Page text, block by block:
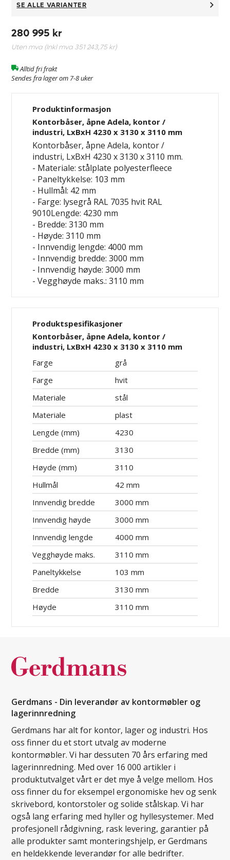
SE ALLE VARIANTER
280 995 kr
Uten mva (Inkl mva 351 243,75 kr)
Alltid fri frakt
Sendes fra lager om 7-8 uker
Produktinformasjon
Kontorbåser, åpne Adela, kontor /
industri, LxBxH 4230 x 3130 x 3110 mm
Kontorbåser, åpne Adela, kontor /
industri, LxBxH 4230 x 3130 x 3110 mm.
- Materiale: stålplate polyesterfleece
- Paneltykkelse: 103 mm
- Hullmål: 42 mm
- Farge: lysegrå RAL 7035 hvit RAL
9010Lengde: 4230 mm
- Bredde: 3130 mm
- Høyde: 3110 mm
- Innvendig lengde: 4000 mm
- Innvendig bredde: 3000 mm
- Innvendig høyde: 3000 mm
- Vegghøyde maks.: 3110 mm
Produktspesifikasjoner
Kontorbåser, åpne Adela, kontor /
industri, LxBxH 4230 x 3130 x 3110 mm
Farge
grå
Farge
hvit
Materiale
stål
Materiale
plast
Lengde (mm)
4230
Bredde (mm)
3130
Høyde (mm)
3110
Hullmål
42 mm
Innvendig bredde
3000 mm
Innvendig høyde
3000 mm
Innvendig lengde
4000 mm
Vegghøyde maks.
3110 mm
Paneltykkelse
103 mm
Bredde
3130 mm
Høyde
3110 mm
Gerdmans - Din leverandør av kontormøbler og
lagerinnredning
Gerdmans har alt for kontor, lager og industri. Hos
oss finner du et stort utvalg av moderne
kontormøbler. Vi har dessuten 70 års erfaring med
lagerinnredning. Med over 16 000 artikler i
produktutvalget vårt er det mye å velge mellom. Hos
oss finner du for eksempel ergonomiske hev og senk
skrivebord, kontorstoler og solide stålskap. Vi har
også lang erfaring med hyller og hyllesystemer. Med
profesjonell rådgivning, rask levering, garantier på
alle produkter samt monteringshjelp, er Gerdmans
en heldekkende leverandør for alle bedrifter.